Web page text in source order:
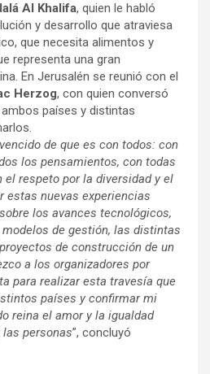
Al Khalifa, quien le habló
y desarrollo que atraviesa
que necesita alimentos y
representa una gran
En Jerusalén se reunió con el
Herzog, con quien conversó
países y distintas
de que es con todos: con
los pensamientos, con todas
el respeto por la diversidad y el
estas nuevas experiencias
los avances tecnológicos,
de gestión, las distintas
de construcción de un
a los organizadores por
para realizar esta travesía que
países y confirmar mi
reina el amor y la igualdad
personas”, concluyó